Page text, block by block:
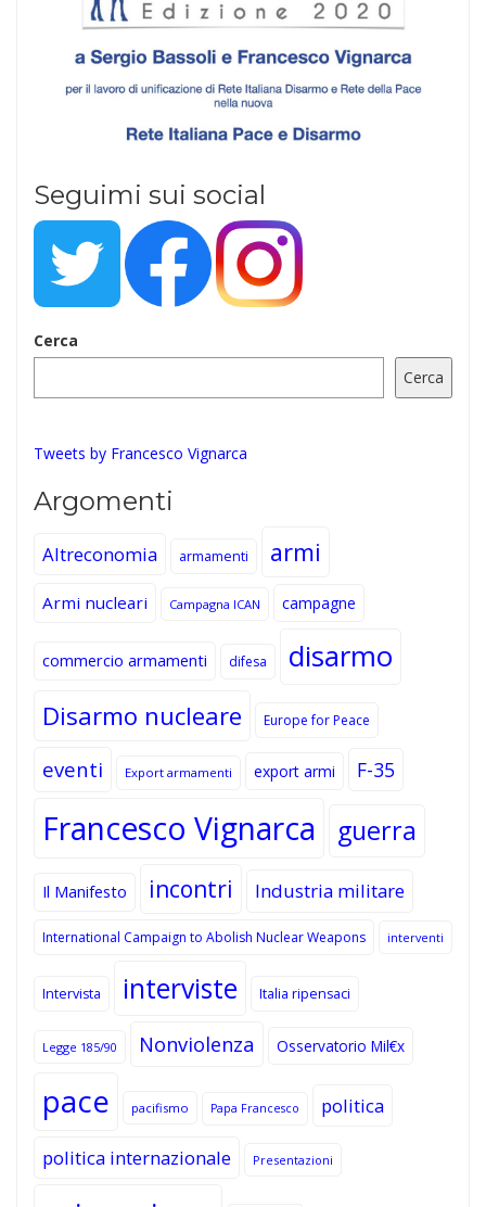
Seguimi sui social
Cerca
Cerca
Tweets by Francesco Vignarca
Argomenti
Altreconomia armamenti armi
Armi nucleari Campagna ICAN campagne
commercio armamenti difesa disarmo
Disarmo nucleare Europe for Peace
eventi Export armamenti export armi F-35
Francesco Vignarca guerra
Il Manifesto incontri Industria militare
International Campaign to Abolish Nuclear Weapons interventi
Intervista interviste Italia ripensaci
Legge 185/90 Nonviolenza Osservatorio Mil€x
pace pacifismo Papa Francesco politica
politica internazionale Presentazioni